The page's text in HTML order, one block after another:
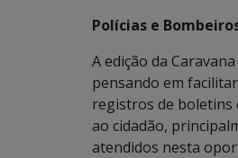
Polícias e
A edição da
pensando em
registros de boletins
ao cidadão,
atendidos nesta